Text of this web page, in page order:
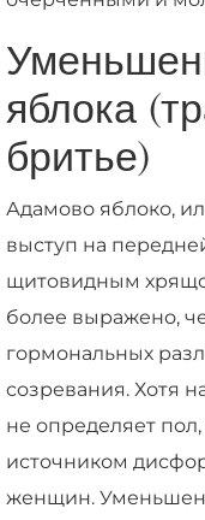
яблока
бритье)
Адамово яблоко,
выступ на
щитовидным
более выражено,
гормональных
созревания. Хотя
не определяет
источником
женщин.